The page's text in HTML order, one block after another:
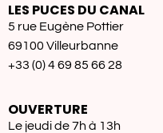
LES PUCES DU CANAL
5 rue Eugène Pottier
69100 Villeurbanne
+33 (0) 4 69 85 66 28
OUVERTURE
Le jeudi de 7h à 13h